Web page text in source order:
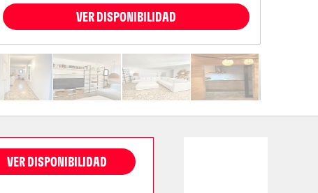
VER DISPONIBILIDAD
VER DISPONIBILIDAD